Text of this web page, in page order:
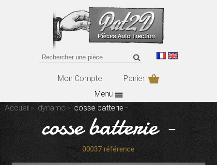
Mon Compte
Panier
Menu
Accueil
dynamo cosse batterie -
cosse batterie -
00037 référence